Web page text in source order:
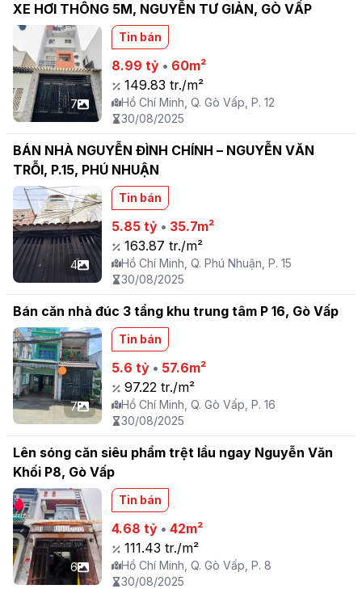
XE HƠI THÔNG 5M, NGUYỄN TƯ GIẢN, GÒ VẤP
7
Tin bán
8.99 tỷ • 60m²
149.83 tr./m²
Hồ Chí Minh, Q. Gò Vấp, P. 12
30/08/2025
BÁN NHÀ NGUYỄN ĐÌNH CHÍNH – NGUYỄN VĂN
TRỖI, P.15, PHÚ NHUẬN
4
Tin bán
5.85 tỷ • 35.7m²
163.87 tr./m²
Hồ Chí Minh, Q. Phú Nhuận, P. 15
30/08/2025
Bán căn nhà đúc 3 tầng khu trung tâm P 16, Gò Vấp
7
Tin bán
5.6 tỷ • 57.6m²
97.22 tr./m²
Hồ Chí Minh, Q. Gò Vấp, P. 16
30/08/2025
Lên sóng căn siêu phẩm trệt lầu ngay Nguyễn Văn
Khối P8, Gò Vấp
6
Tin bán
4.68 tỷ •42m²
111.43 tr./m²
Hồ Chí Minh, Q. Gò Vấp, P. 8
30/08/2025